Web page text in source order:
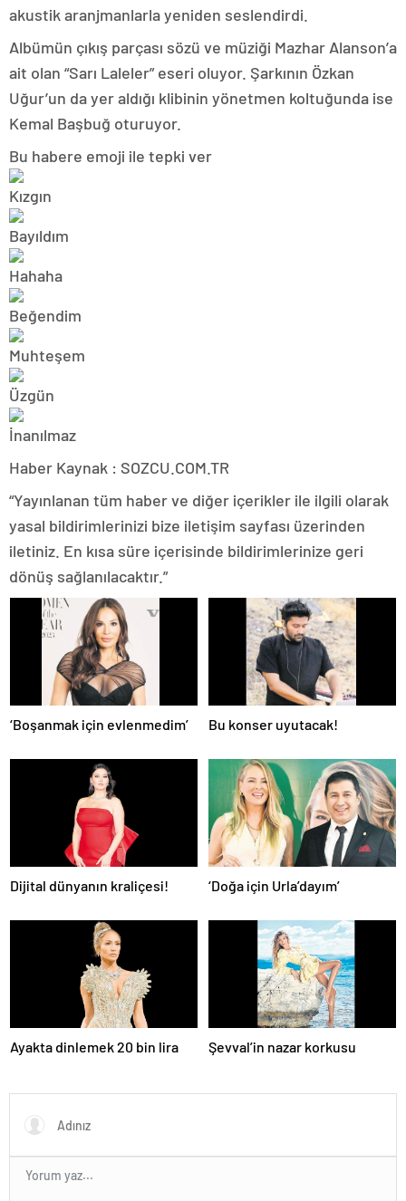
akustik aranjmanlarla yeniden seslendirdi.
Albümün çıkış parçası sözü ve müziği Mazhar Alanson’a
ait olan “Sarı Laleler” eseri oluyor. Şarkının Özkan
Uğur’un da yer aldığı klibinin yönetmen koltuğunda ise
Kemal Başbuğ oturuyor.
Bu habere emoji ile tepki ver
Haber Kaynak : SOZCU.COM.TR
“Yayınlanan tüm haber ve diğer içerikler ile ilgili olarak
yasal bildirimlerinizi bize iletişim sayfası üzerinden
iletiniz. En kısa süre içerisinde bildirimlerinize geri
dönüş sağlanılacaktır.”
‘Boşanmak için evlenmedim’ Bu konser uyutacak!
Dijital dünyanın kraliçesi! ‘Doğa için Urla’dayım’
Ayakta dinlemek 20 bin lira Şevval’in nazar korkusu